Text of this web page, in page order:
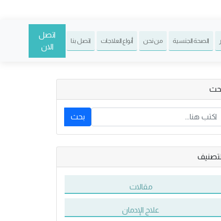
الصحة الجنسية من نحن أنواع العلاجات اتصل بنا
اتصل
الان
بحث
مقالات
علاج الإدمان